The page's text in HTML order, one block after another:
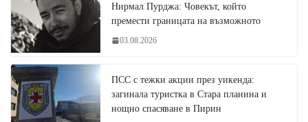
Нирмал Пурджа: Човекът, който
премести границата на възможното
03.08.2026
ПСС с тежки акции през уикенда:
загинала туристка в Стара планина и
нощно спасяване в Пирин